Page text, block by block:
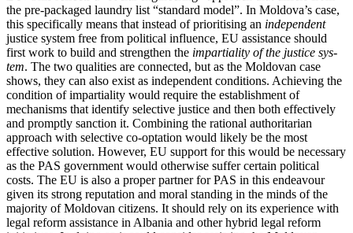
the pre-packaged laundry list “standard model”. In Moldova’s case,
this specifically means that instead of prioritising an independent
justice system free from political influence, EU assistance should
first work to build and strengthen the impartiality of the justice sys­
tem. The two qualities are connected, but as the Moldovan case
shows, they can also exist as independent conditions. Achieving the
condition of impartiality would require the establishment of
mechanisms that iden­tify selective justice and then both effec­tively
and promptly sanction it. Combining the rational authoritarian
approach with selective co-optation would likely be the most
effective solution. However, EU sup­port for this would be necessary
as the PAS government would otherwise suffer certain political
costs. The EU is also a proper part­ner for PAS in this endeavour
given its strong reputation and moral standing in the minds of the
majority of Moldovan citizens. It should rely on its experience with
legal reform assistance in Albania and other hybrid legal reform